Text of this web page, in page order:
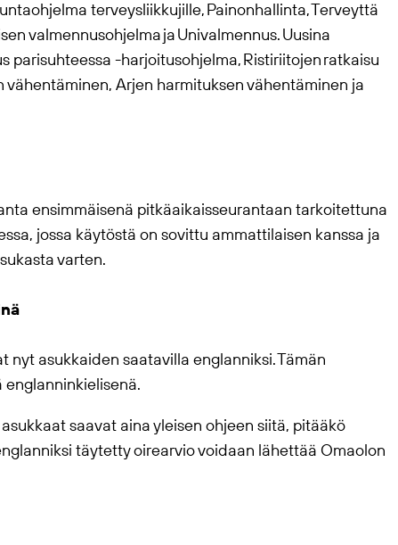
terveysliikkujille, Painonhallinta, Terveyttä
valmennusohjelma ja Univalmennus. Uusina
parisuhteessa -harjoitusohjelma, Ristiriitojen ratkaisu
Arjen harmituksen vähentäminen ja
ensimmäisenä pitkäaikaisseurantaan tarkoitettuna
jossa käytöstä on sovittu ammattilaisen kanssa ja
varten.
nyt asukkaiden saatavilla englanniksi. Tämän
englanninkielisenä.
saavat aina yleisen ohjeen siitä, pitääkö
täytetty oirearvio voidaan lähettää Omaolon